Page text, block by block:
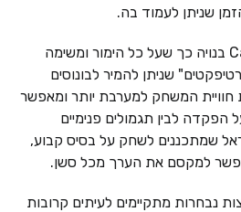
שניתן לעמוד בה.
מערכת התגמולים של Casoo בנויה כך שעל כל הימור ומשימה
שניתן להמיר לבונוסים
חוויית המשחק למערבת יותר ומאפשר
הפקדה לבין תגמולים פנימיים
שמתכננים לשחק על בסיס קבוע,
למקסם את הערך מכל סשן.
נבחרות מתקיימים לעיתים קרובות